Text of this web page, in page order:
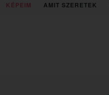
KÉPEIM AMIT SZERETEK